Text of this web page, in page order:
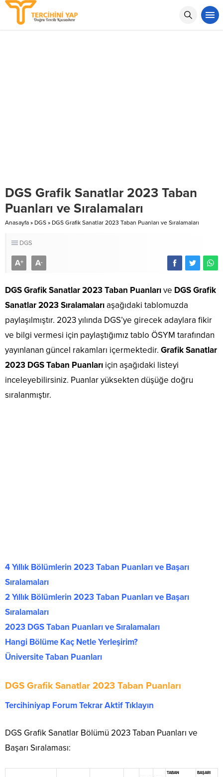
DGS Grafik Sanatlar 2023 Taban
Puanları ve Sıralamaları
Anasayfa » DGS » DGS Grafik Sanatlar 2023 Taban Puanları ve Sıralamaları
DGS
A+ A-
DGS Grafik Sanatlar 2023 Taban Puanlarıve DGS Grafik
Sanatlar 2023 Sıralamalarıaşağıdaki tablomuzda
paylaşılmıştır. 2023 yılında DGS’ye girecek adaylara fikir
ve bilgi vermesi için paylaştığımız tablo ÖSYM tarafından
yayınlanan güncel rakamları içermektedir. Grafik Sanatlar
2023 DGS Taban Puanları için aşağıdaki listeyi
inceleyebilirsiniz. Puanlar yüksekten düşüğe doğru
sıralanmıştır.
4 Yıllık Bölümlerin 2023 Taban Puanları ve Başarı
Sıralamaları
2 Yıllık Bölümlerin 2023 Taban Puanları ve Başarı
Sıralamaları
2023 DGS Taban Puanları ve Sıralamaları
Hangi Bölüme Kaç Netle Yerleşirim?
Üniversite Taban Puanları
DGS Grafik Sanatlar 2023 Taban Puanları
Tercihiniyap Forum Tekrar Aktif Tıklayın
DGS Grafik Sanatlar Bölümü 2023 Taban Puanları ve
Başarı Sıralaması:
TABAN
BAŞARI